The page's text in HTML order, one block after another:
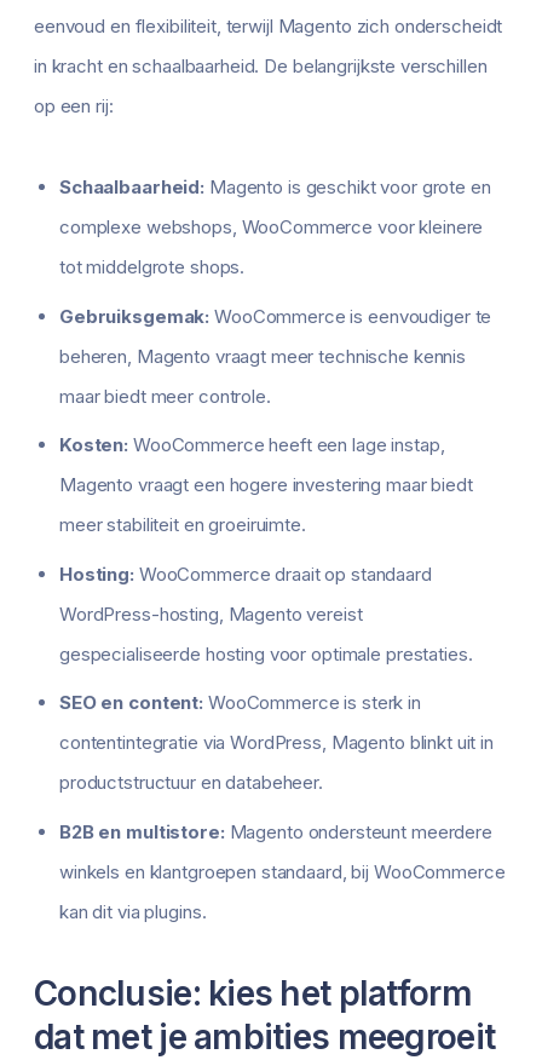
eenvoud en flexibiliteit, terwijl Magento zich onderscheidt
in kracht en schaalbaarheid. De belangrijkste verschillen
op een rij:
Schaalbaarheid: Magento is geschikt voor grote en
complexe webshops, WooCommerce voor kleinere
tot middelgrote shops.
Gebruiksgemak: WooCommerce is eenvoudiger te
beheren, Magento vraagt meer technische kennis
maar biedt meer controle.
Kosten: WooCommerce heeft een lage instap,
Magento vraagt een hogere investering maar biedt
meer stabiliteit en groeiruimte.
Hosting: WooCommerce draait op standaard
WordPress-hosting, Magento vereist
gespecialiseerde hosting voor optimale prestaties.
SEO en content: WooCommerce is sterk in
contentintegratie via WordPress, Magento blinkt uit in
productstructuur en databeheer.
B2B en multistore: Magento ondersteunt meerdere
winkels en klantgroepen standaard, bij WooCommerce
kan dit via plugins.
Conclusie: kies het platform
dat met je ambities meegroeit